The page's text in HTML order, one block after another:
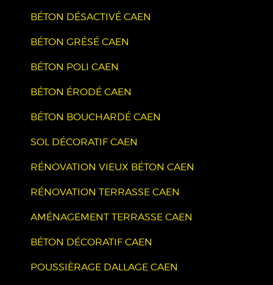
BÉTON DÉSACTIVÉ CAEN
BÉTON GRÉSÉ CAEN
BÉTON POLI CAEN
BÉTON ÉRODÉ CAEN
BÉTON BOUCHARDÉ CAEN
SOL DÉCORATIF CAEN
RÉNOVATION VIEUX BÉTON CAEN
RÉNOVATION TERRASSE CAEN
AMÉNAGEMENT TERRASSE CAEN
BÉTON DÉCORATIF CAEN
POUSSIÈRAGE DALLAGE CAEN